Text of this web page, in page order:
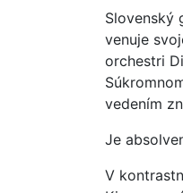
Slovenský
venuje
orchestri
vedením
Je
V